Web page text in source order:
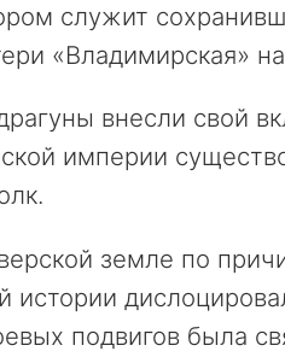
служит
«Владимирская»
внесли свой
империи
земле по
подвигов была